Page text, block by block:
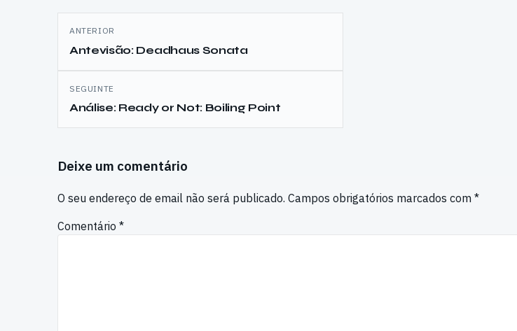
Navegação
de
artigos
ANTERIOR
Antevisão: Deadhaus Sonata
SEGUINTE
Análise: Ready or Not: Boiling Point
Deixe um comentário
O seu endereço de email não será publicado. Campos obrigatórios marcados com *
Comentário *